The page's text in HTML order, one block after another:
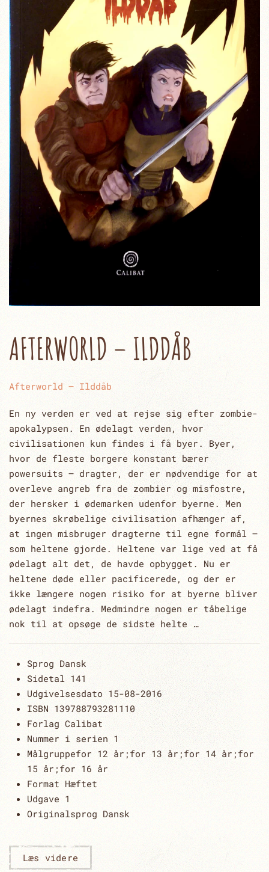
AFTERWORLD – ILDDÅB
Afterworld – Ilddåb
En ny verden er ved at rejse sig efter zombie-
apokalypsen. En ødelagt verden, hvor
civilisationen kun findes i få byer. Byer,
hvor de fleste borgere konstant bærer
powersuits – dragter, der er nødvendige for at
overleve angreb fra de zombier og misfostre,
der hersker i ødemarken udenfor byerne. Men
byernes skrøbelige civilisation afhænger af,
at ingen misbruger dragterne til egne formål –
som heltene gjorde. Heltene var lige ved at få
ødelagt alt det, de havde opbygget. Nu er
heltene døde eller pacificerede, og der er
ikke længere nogen risiko for at byerne bliver
ødelagt indefra. Medmindre nogen er tåbelige
nok til at opsøge de sidste helte …
Sprog Dansk
Sidetal 141
Udgivelsesdato 15-08-2016
ISBN 139788793281110
Forlag Calibat
Nummer i serien 1
Målgruppefor 12 år;for 13 år;for 14 år;for
15 år;for 16 år
Format Hæftet
Udgave 1
Originalsprog Dansk
Læs videre